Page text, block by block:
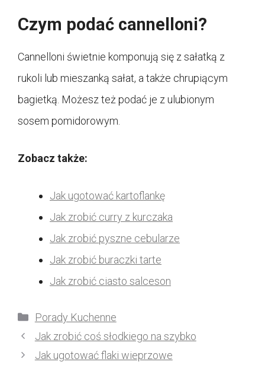
Czym podać cannelloni?
Cannelloni świetnie komponują się z sałatką z
rukoli lub mieszanką sałat, a także chrupiącym
bagietką. Możesz też podać je z ulubionym
sosem pomidorowym.
Zobacz także:
Jak ugotować kartoflankę
Jak zrobić curry z kurczaka
Jak zrobić pyszne cebularze
Jak zrobić buraczki tarte
Jak zrobić ciasto salceson
Kategorie
Porady Kuchenne
Jak zrobić coś słodkiego na szybko
Jak ugotować flaki wieprzowe